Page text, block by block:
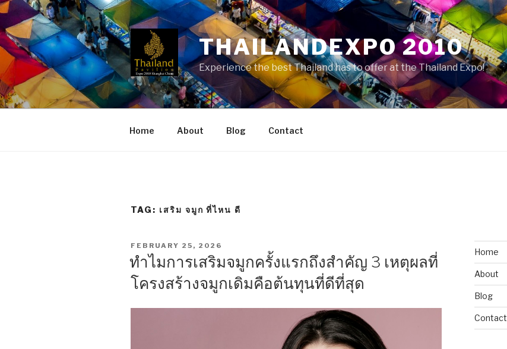
Skip
content
THAILANDEXPO 2010
Experience the best Thailand has to offer at the Thailand Expo!
Home About Blog Contact
TAG: เสริม จมูก ที่ไหน ดี
POSTED
ON
FEBRUARY 25, 2026
ทำไมการเสริมจมูกครั้งแรกถึงสำคัญ 3 เหตุผลที่
โครงสร้างจมูกเดิมคือต้นทุนที่ดีที่สุด
Home
About
Blog
Contact